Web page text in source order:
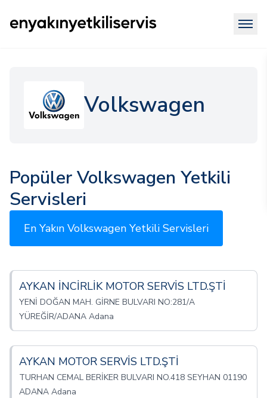
Volkswagen
Popüler Volkswagen Yetkili
Servisleri
En Yakın Volkswagen Yetkili Servisleri
AYKAN İNCİRLİK MOTOR SERVİS LTD.ŞTİ
YENİ DOĞAN MAH. GİRNE BULVARI NO:281/A
YÜREĞİR/ADANA Adana
AYKAN MOTOR SERVİS LTD.ŞTİ
TURHAN CEMAL BERİKER BULVARI NO.418 SEYHAN 01190
ADANA Adana